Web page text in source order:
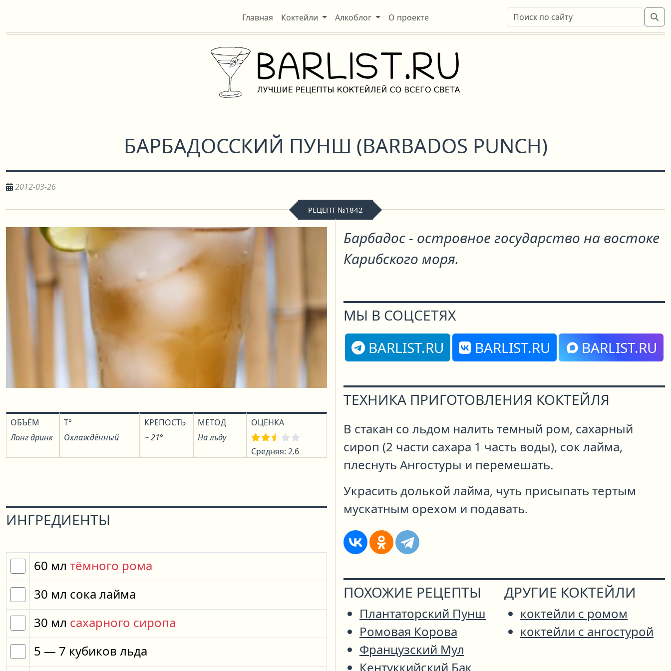
Главная Коктейли Алкоблог О проекте
БАРБАДОССКИЙ ПУНШ (BARBADOS PUNCH)
2012-03-26
РЕЦЕПТ №1842
ОБЪЁМ
Лонг дринк
T°
Охлаждённый
КРЕПОСТЬ
~ 21°
МЕТОД
На льду
ОЦЕНКА
Средняя: 2.6
ИНГРЕДИЕНТЫ
60 мл тёмного рома
30 мл сока лайма
30 мл сахарного сиропа
5 — 7 кубиков льда
Барбадос - островное государство на востоке
Карибского моря.
МЫ В СОЦСЕТЯХ
BARLIST.RU
BARLIST.RU BARLIST.RU
ТЕХНИКА ПРИГОТОВЛЕНИЯ КОКТЕЙЛЯ
В стакан со льдом налить темный ром, сахарный
сироп (2 части сахара 1 часть воды), сок лайма,
плеснуть Ангостуры и перемешать.
Украсить долькой лайма, чуть присыпать тертым
мускатным орехом и подавать.
ПОХОЖИЕ РЕЦЕПТЫ
Плантаторский Пунш
Ромовая Корова
Французский Мул
Кентуккийский Бак
ДРУГИЕ КОКТЕЙЛИ
коктейли с ромом
коктейли с ангостурой